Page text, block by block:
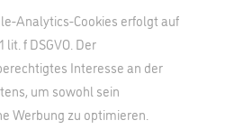
Analytics-Cookies erfolgt auf
f DSGVO. Der
Interesse an der
um sowohl sein
Werbung zu optimieren.